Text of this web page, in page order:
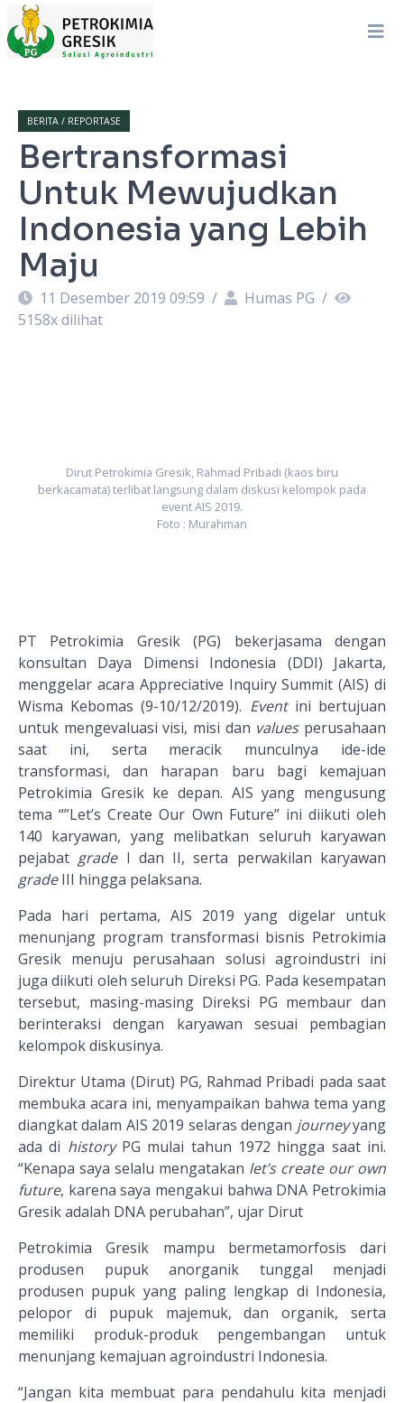
BERITA / REPORTASE
Bertransformasi
Untuk Mewujudkan
Indonesia yang Lebih
Maju
11 Desember 2019 09:59 / Humas PG /
5158x dilihat
Dirut Petrokimia Gresik, Rahmad Pribadi (kaos biru
berkacamata) terlibat langsung dalam diskusi kelompok pada
event AIS 2019.
Foto : Murahman
PT Petrokimia Gresik (PG) bekerjasama dengan
konsultan Daya Dimensi Indonesia (DDI) Jakarta,
menggelar acara Appreciative Inquiry Summit (AIS) di
Wisma Kebomas (9-10/12/2019). Eventini bertujuan
untuk mengevaluasi visi, misi dan valuesperusahaan
saat ini, serta meracik munculnya ide-ide
transformasi, dan harapan baru bagi kemajuan
Petrokimia Gresik ke depan. AIS yang mengusung
tema “”Let’s Create Our Own Future” ini diikuti oleh
140 karyawan, yang melibatkan seluruh karyawan
pejabat grade I dan II, serta perwakilan karyawan
gradeIII hingga pelaksana.
Pada hari pertama, AIS 2019 yang digelar untuk
menunjang program transformasi bisnis Petrokimia
Gresik menuju perusahaan solusi agroindustri ini
juga diikuti oleh seluruh Direksi PG. Pada kesempatan
tersebut, masing-masing Direksi PG membaur dan
berinteraksi dengan karyawan sesuai pembagian
kelompok diskusinya.
Direktur Utama (Dirut) PG, Rahmad Pribadi pada saat
membuka acara ini, menyampaikan bahwa tema yang
diangkat dalam AIS 2019 selaras dengan journeyyang
ada di historyPG mulai tahun 1972 hingga saat ini.
“Kenapa saya selalu mengatakan let’s create our own
future, karena saya mengakui bahwa DNA Petrokimia
Gresik adalah DNA perubahan”, ujar Dirut
Petrokimia Gresik mampu bermetamorfosis dari
produsen pupuk anorganik tunggal menjadi
produsen pupuk yang paling lengkap di Indonesia,
pelopor di pupuk majemuk, dan organik, serta
memiliki produk-produk pengembangan untuk
menunjang kemajuan agroindustri Indonesia.
“Jangan kita membuat para pendahulu kita menjadi